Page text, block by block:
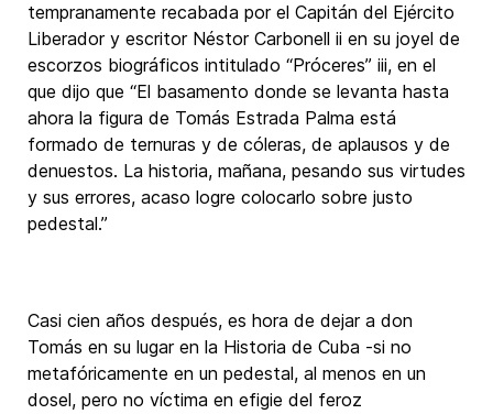
tempranamente recabada por el Capitán del Ejército
Liberador y escritor Néstor Carbonell ii en su joyel de
escorzos biográficos intitulado “Próceres” iii, en el
que dijo que “El basamento donde se levanta hasta
ahora la figura de Tomás Estrada Palma está
formado de ternuras y de cóleras, de aplausos y de
denuestos. La historia, mañana, pesando sus virtudes
y sus errores, acaso logre colocarlo sobre justo
pedestal.”
Casi cien años después, es hora de dejar a don
Tomás en su lugar en la Historia de Cuba -si no
metafóricamente en un pedestal, al menos en un
dosel, pero no víctima en efigie del feroz